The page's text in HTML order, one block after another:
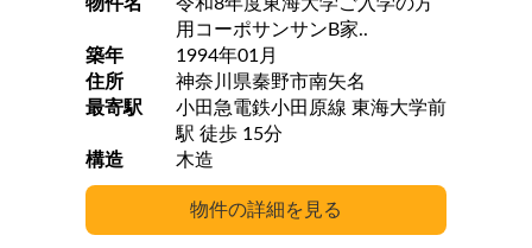
用コーポサンサンB家..
築年
1994年01月
住所
神奈川県秦野市南矢名
最寄駅
小田急電鉄小田原線 東海大学前
駅 徒歩 15分
構造
木造